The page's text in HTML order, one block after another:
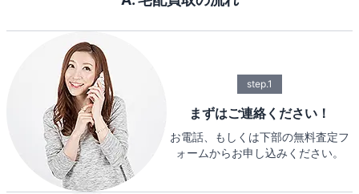
step.1
まずはご連絡ください！
お電話、もしくは下部の無料査定フ
ォームからお申し込みください。